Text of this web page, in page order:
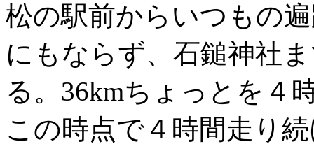
松の駅前からいつもの
にもならず、石鎚神社
る。36kmちょっとを４
この時点で４時間走り